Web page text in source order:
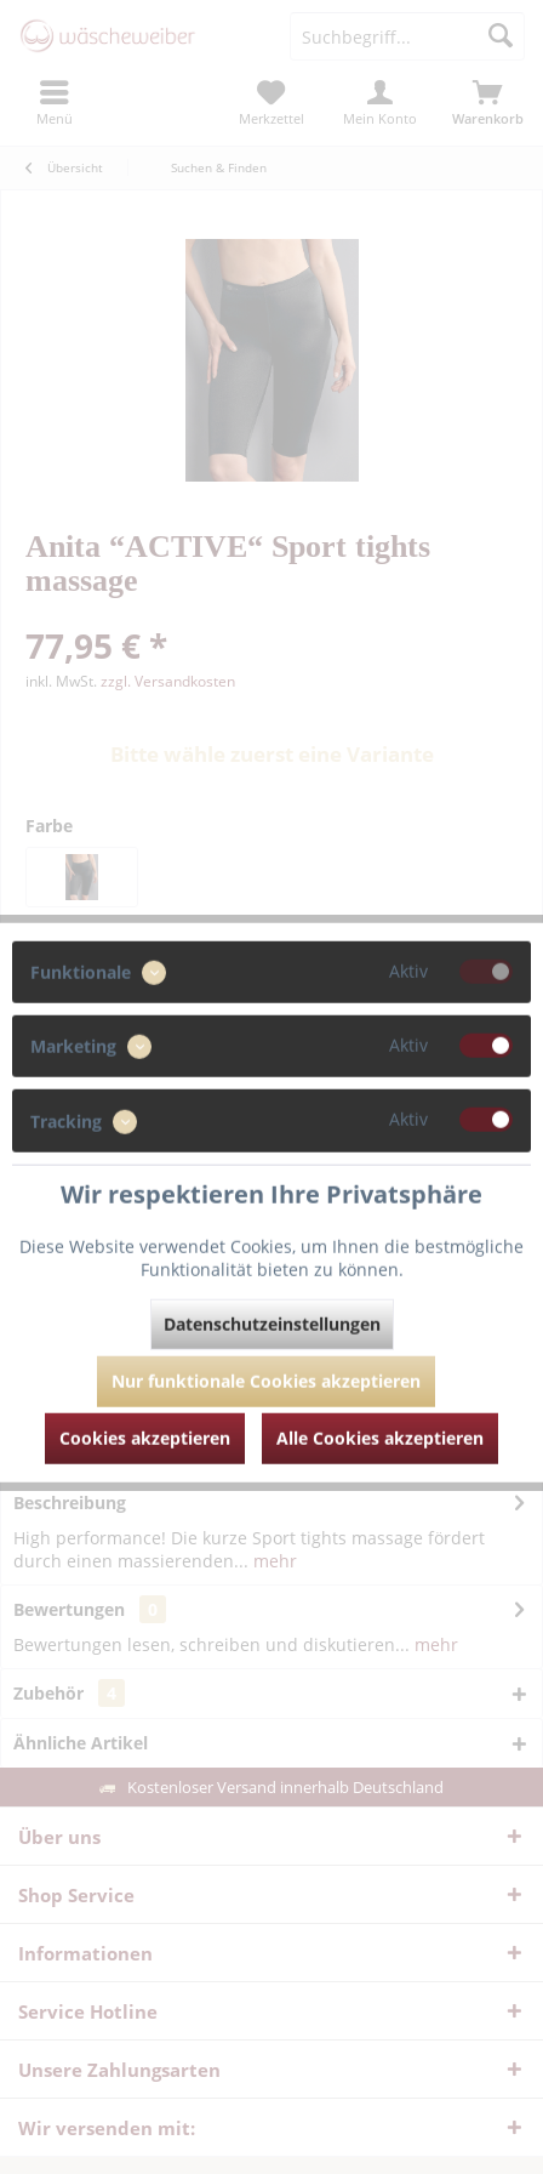
Menü Warenkorb
Merkzettel Mein Konto
Übersicht Suchen & Finden
Anita “ACTIVE“ Sport tights
massage
77,95 € *
inkl. MwSt. zzgl. Versandkosten
Farbe
Größe
36 38 48 40
42 44 46
In den Warenkorb
Fragen zum Artikel?
ANI1691-001-schwarz-44
Beschreibung
High performance! Die kurze Sport tights massage fördert
durch einen massierenden... mehr
Bewertungen
Bewertungen lesen, schreiben und diskutieren... mehr
Zubehör
Ähnliche Artikel
Kostenloser Versand innerhalb Deutschland
Über uns
Shop Service
Informationen
Service Hotline
Unsere Zahlungsarten
Wir versenden mit:
Funktionale Aktiv
Marketing Aktiv
Tracking Aktiv
Wir respektieren Ihre Privatsphäre
Diese Website verwendet Cookies, um Ihnen die bestmögliche
Funktionalität bieten zu können.
Datenschutzeinstellungen
Nur funktionale Cookies akzeptieren
Cookies akzeptieren Alle Cookies akzeptieren